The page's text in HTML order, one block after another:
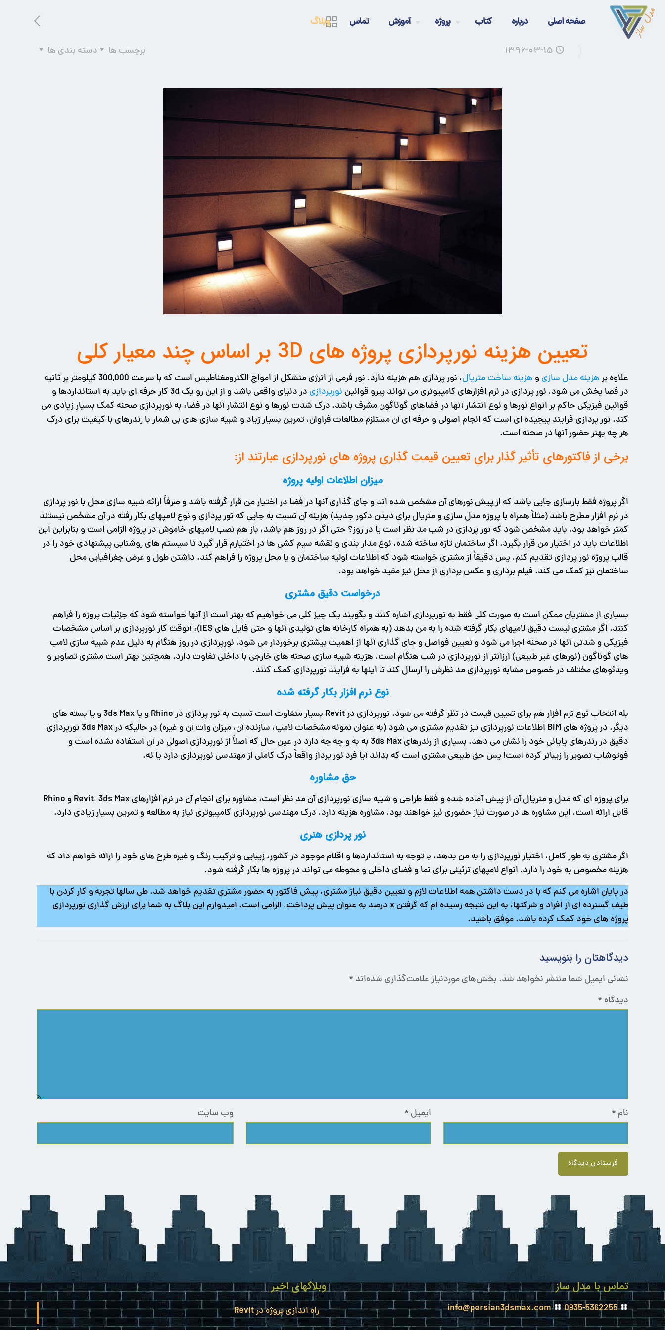
صفحه اصلی درباره کتاب پروژه آموزش تماس وبلاگ
۱۳۹۶-۰۳-۱۵ دسته بندی ها برچسب ها
تعیین هزینه نورپردازی پروژه های 3D بر اساس چند معیار کلی
علاوه برهزینه مدل سازیو هزینه ساخت متریال
، نور پردازی هم هزینه دارد. نور فرمی از انرژی متشکل از امواج الکترومغناطیس است که با سرعت 300,000 کیلومتر بر ثانیه
در فضا پخش می شود. نور پردازی در نرم افزارهای کامپیوتری می تواند پیرو قوانین نورپردازی
در دنیای واقعی باشد و از این رو یک 3d کار حرفه ای باید به استانداردها و
قوانین فیزیکی حاکم بر انواع نورها و نوع انتشار آنها در فضاهای گوناگون مشرف باشد. درک شدت نورها و نوع انتشار آنها در فضا، به نورپردازی صحنه کمک بسیار زیادی می
کند. نور پردازی فرایند پیچیده ای است که انجام اصولی و حرفه ای آن مستلزم مطالعات فراوان، تمرین بسیار زیاد و شبیه سازی های بی شمار با رندرهای با کیفیت برای درک
هر چه بهتر حضور آنها در صحنه است.
برخی از فاکتورهای تأثیر گذار برای تعیین قیمت گذاری پروژه های نورپردازی عبارتند از:
میزان اطلاعات اولیه پروژه
اگر پروژه فقط بازسازی جایی باشد که از پیش نورهای آن مشخص شده اند و جای گذاری آنها در فضا در اختیار من قرار گرفته باشد و صرفاً ارائه شبیه سازی محل با نور پردازی
در نرم افزار مطرح باشد (مثلاً همراه با پروژه مدل سازی و متریال برای دیدن دکور جدید) هزینه آن نسبت به جایی که نور پردازی و نوع لامپهای بکار رفته در آن مشخص نیستند
کمتر خواهد بود. باید مشخص شود که نور پردازی در شب مد نظر است یا در روز؟ حتی اگر در روز هم باشد، باز هم نصب لامپهای خاموش در پروژه الزامی است و بنابراین این
اطلاعات باید در اختیار من قرار بگیرد. اگر ساختمان تازه ساخته شده، نوع مدار بندی و نقشه سیم کشی ها در اختیارم قرار گیرد تا سیستم های روشنایی پیشنهادی خود را در
قالب پروژه نور پردازی تقدیم کنم. پس دقیقاً از مشتری خواسته شود که اطلاعات اولیه ساختمان و یا محل پروژه را فراهم کند. داشتن طول و عرض جغرافیایی محل
ساختمان نیز کمک می کند. فیلم برداری و عکس برداری از محل نیز مفید خواهد بود.
درخواست دقیق مشتری
بسیاری از مشتریان ممکن است به صورت کلی فقط به نورپردازی اشاره کنند و بگویند یک چیز کلی می خواهیم که بهتر است از آنها خواسته شود که جزئیات پروژه را فراهم
کنند. اگر مشتری لیست دقیق لامپهای بکار گرفته شده را به من بدهد (به همراه کارخانه های تولیدی آنها و حتی فایل های IES)، آنوقت کار نورپردازی بر اساس مشخصات
فیزیکی و شدتی آنها در صحنه اجرا می­ شود و تعیین فواصل و جای گذاری آنها از اهمیت بیشتری برخوردار می­ شود. نورپردازی در روز هنگام به دلیل عدم شبیه سازی لامپ
های گوناگون (نورهای غیر طبیعی) ارزانتر از نورپردازی در شب هنگام است. هزینه شبیه سازی صحنه های خارجی با داخلی تفاوت دارد. همچنین بهتر است مشتری تصاویر و
ویدئوهای مختلف در خصوص مشابه نورپردازی مد نظرش را ارسال کند تا اینها به فرایند نورپردازی کمک کنند.
نوع نرم افزار بکار گرفته شده
بله انتخاب نوع نرم افزار هم برای تعیین قیمت در نظر گرفته می شود. نورپردازی در Revit بسیار متفاوت است نسبت به نور پردازی در Rhino و یا 3ds Max و یا بسته های
دیگر. در پروژه های BIM اطلاعات نورپردازی نیز تقدیم مشتری می شود (به عنوان نمونه مشخصات لامپ، سازنده آن، میزان وات آن و غیره) در حالیکه در 3ds Max نورپردازی
دقیق در رندرهای پایانی خود را نشان می­ دهد. بسیاری از رندرهای 3ds Max به به و چه چه دارد در عین حال که اصلاً از نورپردازی اصولی در آن استفاده نشده است و
فوتوشاپ تصویر را زیباتر کرده است! پس حق طبیعی مشتری است که بداند آیا فرد نور پرداز واقعاً درک کاملی از مهندسی نورپردازی دارد یا نه.
حق مشاوره
برای پروژه ای که مدل و متریال آن از پیش آماده شده و فقط طراحی و شبیه سازی نورپردازی آن مد نظر است، مشاوره برای انجام آن در نرم افزارهای Revit، 3ds Max و Rhino
قابل ارائه است. این مشاوره ها در صورت نیاز حضوری نیز خواهند بود. مشاوره هزینه دارد. درک مهندسی نورپردازی کامپیوتری نیاز به مطالعه و تمرین بسیار زیادی دارد.
نور پردازی هنری
اگر مشتری به طور کامل، اختیار نورپردازی را به من بدهد، با توجه به استانداردها و اقلام موجود در کشور، زیبایی و ترکیب رنگ و غیره طرح های خود را ارائه خواهم داد که
هزینه مخصوص به خود را دارد. انواع لامپهای تزئینی برای نما و فضای داخلی و محوطه می تواند در پروژه ها بکار گرفته شود.
در پایان اشاره می کنم که با در دست داشتن همه اطلاعات لازم و تعیین دقیق نیاز مشتری، پیش فاکتور به حضور مشتری تقدیم خواهد شد. طی سالها تجربه و کار کردن با
طیف گسترده ای از افراد و شرکتها، به این نتیجه رسیده ام که گرفتن x درصد به عنوان پیش پرداخت، الزامی است. امیدوارم این بلاگ به شما برای ارزش گذاری نورپردازی
پروژه های خود کمک کرده باشد. موفق باشید.
دیدگاهتان را بنویسید
نشانی ایمیل شما منتشر نخواهد شد. بخش‌های موردنیاز علامت‌گذاری شده‌اند *
دیدگاه *
نام * ایمیل * وب‌ سایت
تماس با مدل ساز
0935-5362255
info@persian3dsmax.com
وبلاگهای اخیر
راه اندازی پروژه در Revit